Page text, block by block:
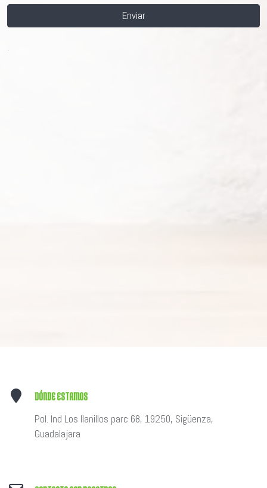
Enviar
.
DÓNDE ESTAMOS
Pol. Ind Los llanillos parc 68, 19250, Sigüenza,
Guadalajara